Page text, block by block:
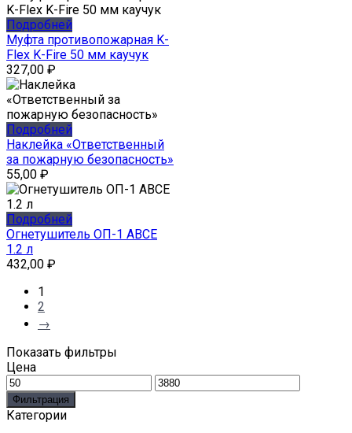
Подробней
Муфта противопожарная K-
Flex K-Fire 50 мм каучук
327,00 ₽
Подробней
Наклейка «Ответственный
за пожарную безопасность»
55,00 ₽
Подробней
Огнетушитель ОП-1 АВСЕ
1.2 л
432,00 ₽
1
2
→
Показать фильтры
Цена
Минимальная
цена
Максимальная
Фильтрация
Категории